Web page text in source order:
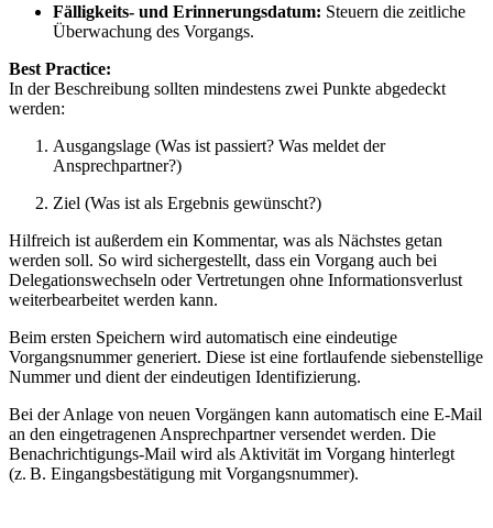
Fälligkeits- und Erinnerungsdatum: Steuern die zeitliche
Überwachung des Vorgangs.
Best Practice:
In der Beschreibung sollten mindestens zwei Punkte abgedeckt
werden:
Ausgangslage (Was ist passiert? Was meldet der
Ansprechpartner?)
Ziel (Was ist als Ergebnis gewünscht?)
Hilfreich ist außerdem ein Kommentar, was als Nächstes getan
werden soll. So wird sichergestellt, dass ein Vorgang auch bei
Delegationswechseln oder Vertretungen ohne Informationsverlust
weiterbearbeitet werden kann.
Beim ersten Speichern wird automatisch eine eindeutige
Vorgangsnummer generiert. Diese ist eine fortlaufende siebenstellige
Nummer und dient der eindeutigen Identifizierung.
Bei der Anlage von neuen Vorgängen kann automatisch eine E-Mail
an den eingetragenen Ansprechpartner versendet werden. Die
Benachrichtigungs-Mail wird als Aktivität im Vorgang hinterlegt
(z. B. Eingangsbestätigung mit Vorgangsnummer).